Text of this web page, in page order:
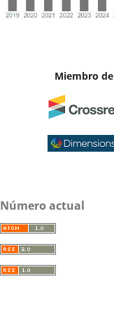
Miembro de
Número actual